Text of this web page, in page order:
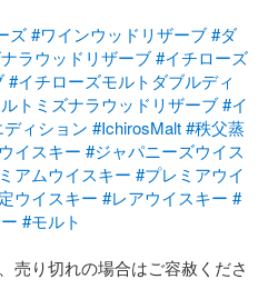
ズ#ワインウッドリザーブ#ダ
ラウッドリザーブ#イチローズ
#イチローズモルトダブルディ
トミズナラウッドリザーブ#イ
ィション #IchirosMalt#秩父蒸
イスキー #ジャパニーズウイス
アムウイスキー #プレミアウイ
ウイスキー #レアウイスキー #
#モルト
売り切れの場合はご容赦くださ